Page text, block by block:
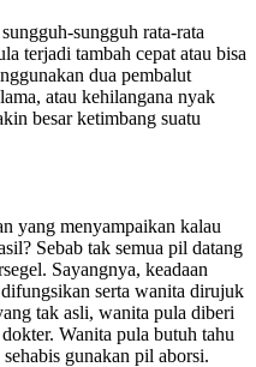
sungguh rata-rata
terjadi tambah cepat atau bisa
dua pembalut
atau kehilangana nyak
besar ketimbang suatu
yang menyampaikan kalau
Sebab tak semua pil datang
Sayangnya, keadaan
serta wanita dirujuk
tak asli, wanita pula diberi
Wanita pula butuh tahu
gunakan pil aborsi.